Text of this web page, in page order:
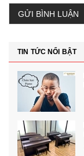
GỬI BÌNH LUẬN
TIN TỨC NỔI BẬT